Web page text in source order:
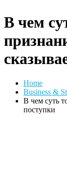
В чем
Home
Business &
В чем суть
поступки